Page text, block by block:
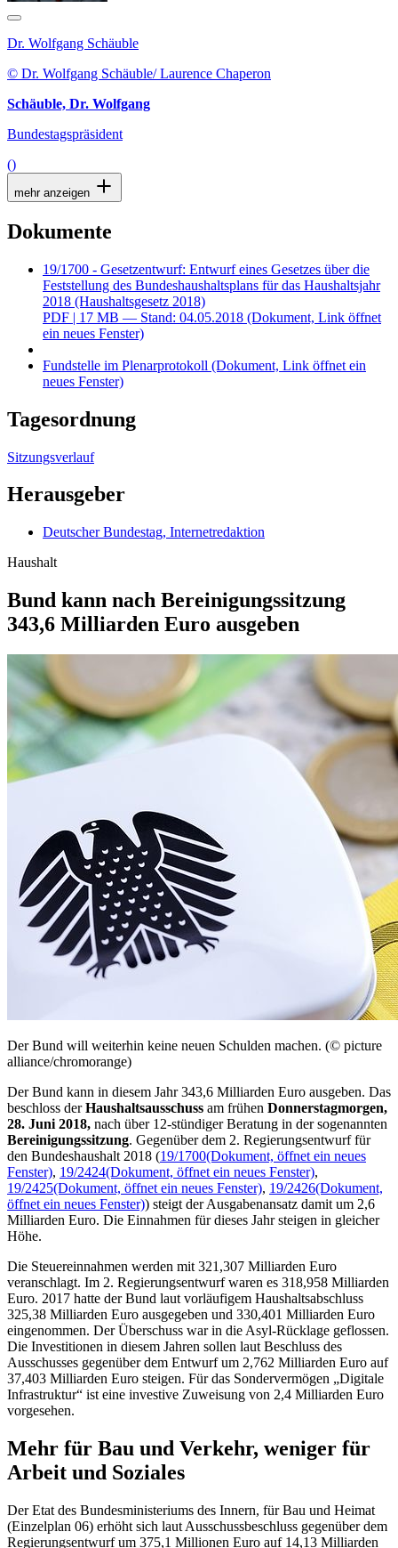
Dr. Wolfgang Schäuble
© Dr. Wolfgang Schäuble/ Laurence Chaperon
Schäuble, Dr. Wolfgang
Bundestagspräsident
()
mehr anzeigen
Dokumente
19/1700 - Gesetzentwurf: Entwurf eines Gesetzes über die
Feststellung des Bundeshaushaltsplans für das Haushaltsjahr
2018 (Haushaltsgesetz 2018)
PDF | 17 MB — Stand: 04.05.2018 (Dokument, Link öffnet
ein neues Fenster)
Fundstelle im Plenarprotokoll (Dokument, Link öffnet ein
neues Fenster)
Tagesordnung
Sitzungsverlauf
Herausgeber
Deutscher Bundestag, Internetredaktion
Haushalt
Bund kann nach Berei­nigungssitzung
343,6 Milliarden Euro ausgeben
Der Bund will weiterhin keine neuen Schulden machen. (© picture
alliance/chromorange)
Der Bund kann in diesem Jahr 343,6 Milliarden Euro ausgeben. Das
beschloss derHaushaltsausschuss am frühen Donnerstagmorgen,
28. Juni 2018, nach über 12-stündiger Beratung in der sogenannten
Bereinigungssitzung. Gegenüber dem 2. Regierungsentwurf für
den Bundeshaushalt 2018 (19/1700(Dokument, öffnet ein neues
Fenster), 19/2424(Dokument, öffnet ein neues Fenster),
19/2425(Dokument, öffnet ein neues Fenster), 19/2426(Dokument,
öffnet ein neues Fenster)) steigt der Ausgabenansatz damit um 2,6
Milliarden Euro. Die Einnahmen für dieses Jahr steigen in gleicher
Höhe.
Die Steuereinnahmen werden mit 321,307 Milliarden Euro
veranschlagt. Im 2. Regierungsentwurf waren es 318,958 Milliarden
Euro. 2017 hatte der Bund laut vorläufigem Haushaltsabschluss
325,38 Milliarden Euro ausgegeben und 330,401 Milliarden Euro
eingenommen. Der Überschuss war in die Asyl-Rücklage geflossen.
Die Investitionen in diesem Jahren sollen laut Beschluss des
Ausschusses gegenüber dem Entwurf um 2,762 Milliarden Euro auf
37,403 Milliarden Euro steigen. Für das Sondervermögen „Digitale
Infrastruktur“ ist eine investive Zuweisung von 2,4 Milliarden Euro
vorgesehen.
Mehr für Bau und Verkehr, weniger für
Arbeit und Soziales
DerEtat des Bundesministeriums des Innern, für Bau und Heimat
(Einzelplan 06) erhöht sich laut Ausschussbeschluss gegenüber dem
Regierungsentwurf um 375,1 Millionen Euro auf 14,13 Milliarden